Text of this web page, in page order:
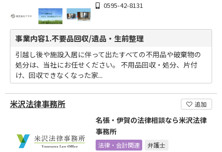
0595-42-8131
事業内容1.不要品回収/遺品・生前整理
引越し後や施設入居に伴って出たすべての不用品や破棄物の
処分は、当社にお任せください。 不用品回収・処分、片付
け、回収できなくなった家...
米沢法律事務所 追加
名張・伊賀の法律相談なら米沢法律
事務所
法律・会計関連 弁護士